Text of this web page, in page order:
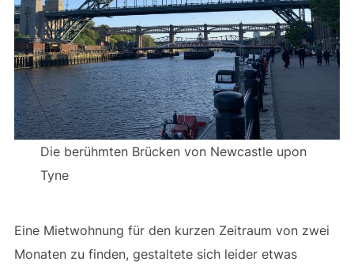
Die berühmten Brücken von Newcastle upon
Tyne
Eine Mietwohnung für den kurzen Zeitraum von zwei
Monaten zu finden, gestaltete sich leider etwas